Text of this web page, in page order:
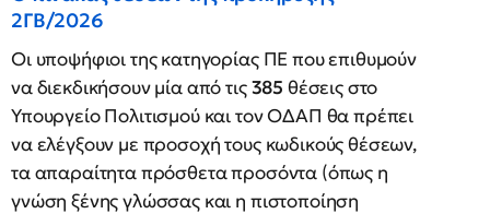
2ΓΒ/2026
Οι υποψήφιοι της κατηγορίας ΠΕ που επιθυμούν
να διεκδικήσουν μία από τις385 θέσεις στο
Υπουργείο Πολιτισμού και τον ΟΔΑΠ θα πρέπει
να ελέγξουν με προσοχή τους κωδικούς θέσεων,
τα απαραίτητα πρόσθετα προσόντα (όπως η
γνώση ξένης γλώσσας και η πιστοποίηση